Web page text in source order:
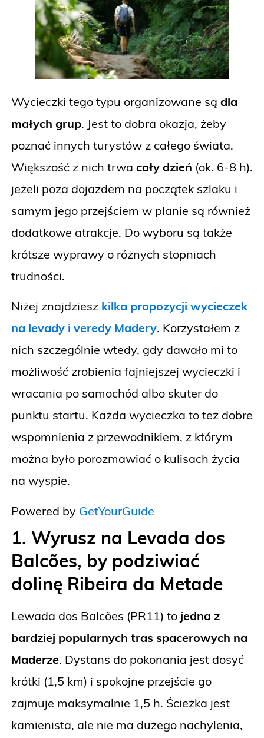
Wycieczki tego typu organizowane są dla
małych grup. Jest to dobra okazja, żeby
poznać innych turystów z całego świata.
Większość z nich trwa cały dzień (ok. 6-8 h).
jeżeli poza dojazdem na początek szlaku i
samym jego przejściem w planie są również
dodatkowe atrakcje. Do wyboru są także
krótsze wyprawy o różnych stopniach
trudności.
Niżej znajdziesz kilka propozycji wycieczek
na levady i veredy Madery. Korzystałem z
nich szczególnie wtedy, gdy dawało mi to
możliwość zrobienia fajniejszej wycieczki i
wracania po samochód albo skuter do
punktu startu. Każda wycieczka to też dobre
wspomnienia z przewodnikiem, z którym
można było porozmawiać o kulisach życia
na wyspie.
Powered by GetYourGuide
1. Wyrusz na Levada dos
Balcões, by podziwiać
dolinę Ribeira da Metade
Lewada dos Balcões (PR11) to jedna z
bardziej popularnych tras spacerowych na
Maderze. Dystans do pokonania jest dosyć
krótki (1,5 km) i spokojne przejście go
zajmuje maksymalnie 1,5 h. Ścieżka jest
kamienista, ale nie ma dużego nachylenia,